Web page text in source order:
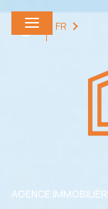
0
FR
AGENCE